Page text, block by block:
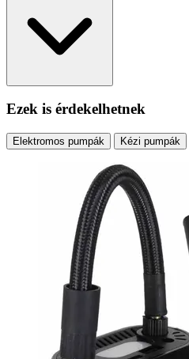
Ezek is érdekelhetnek
Elektromos pumpák Kézi pumpák